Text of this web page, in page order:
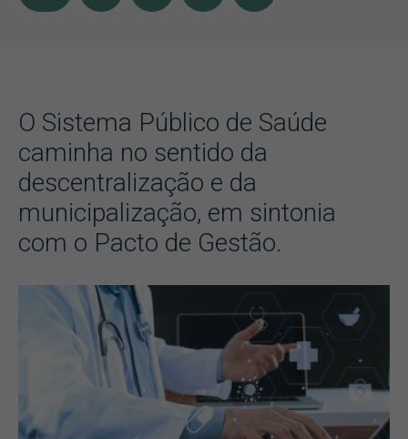
O Sistema Público de Saúde
caminha no sentido da
descentralização e da
municipalização, em sintonia
com o Pacto de Gestão.